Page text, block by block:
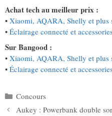
Achat tech au meilleur prix :
• Xiaomi, AQARA, Shelly et
• Éclairage connecté et
Sur Bangood :
• Xiaomi, AQARA, Shelly et
• Éclairage connecté et
Catégories
Concours
Aukey : Powerbank double